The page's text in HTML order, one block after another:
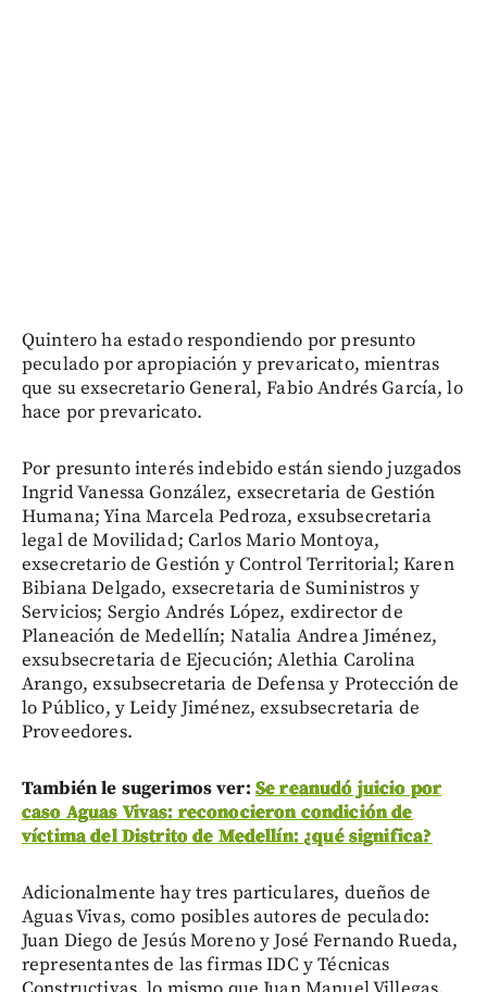
Quintero ha estado respondiendo por presunto
peculado por apropiación y prevaricato, mientras
que su exsecretario General, Fabio Andrés García, lo
hace por prevaricato.
Por presunto interés indebido están siendo juzgados
Ingrid Vanessa González, exsecretaria de Gestión
Humana; Yina Marcela Pedroza, exsubsecretaria
legal de Movilidad; Carlos Mario Montoya,
exsecretario de Gestión y Control Territorial; Karen
Bibiana Delgado, exsecretaria de Suministros y
Servicios; Sergio Andrés López, exdirector de
Planeación de Medellín; Natalia Andrea Jiménez,
exsubsecretaria de Ejecución; Alethia Carolina
Arango, exsubsecretaria de Defensa y Protección de
lo Público, y Leidy Jiménez, exsubsecretaria de
Proveedores.
También le sugerimos ver: Se reanudó juicio por
caso Aguas Vivas: reconocieron condición de
víctima del Distrito de Medellín: ¿qué significa?
Adicionalmente hay tres particulares, dueños de
Aguas Vivas, como posibles autores de peculado:
Juan Diego de Jesús Moreno y José Fernando Rueda,
representantes de las firmas IDC y Técnicas